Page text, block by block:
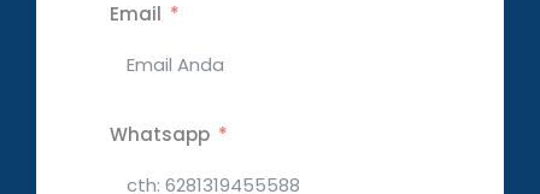
Email
Whatsapp